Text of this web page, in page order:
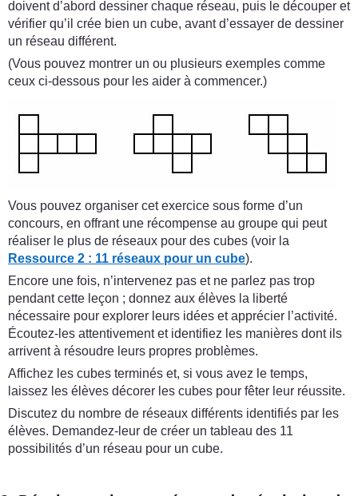
doivent d’abord dessiner chaque réseau, puis le découper et
vérifier qu’il crée bien un cube, avant d’essayer de dessiner
un réseau différent.
(Vous pouvez montrer un ou plusieurs exemples comme
ceux ci-dessous pour les aider à commencer.)
Vous pouvez organiser cet exercice sous forme d’un
concours, en offrant une récompense au groupe qui peut
réaliser le plus de réseaux pour des cubes (voir la
Ressource 2 : 11 réseaux pour un cube).
Encore une fois, n’intervenez pas et ne parlez pas trop
pendant cette leçon ; donnez aux élèves la liberté
nécessaire pour explorer leurs idées et apprécier l’activité.
Écoutez-les attentivement et identifiez les manières dont ils
arrivent à résoudre leurs propres problèmes.
Affichez les cubes terminés et, si vous avez le temps,
laissez les élèves décorer les cubes pour fêter leur réussite.
Discutez du nombre de réseaux différents identifiés par les
élèves. Demandez-leur de créer un tableau des 11
possibilités d’un réseau pour un cube.